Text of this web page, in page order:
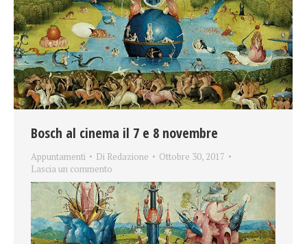
Bosch al cinema il 7 e 8 novembre
Appuntamenti Di Redazione
Ottobre 30, 2017
Lascia un commento